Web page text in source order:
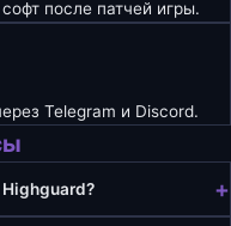
после патчей игры.
Telegram и Discord.
Highguard?